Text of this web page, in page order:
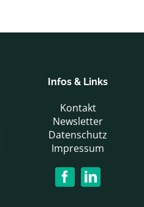
Infos & Links
Kontakt
Newsletter
Datenschutz
Impressum